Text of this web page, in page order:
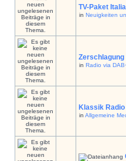
TV-Paket
in Neuigkeiten
in Radio via
Klassik
in Allgemeine